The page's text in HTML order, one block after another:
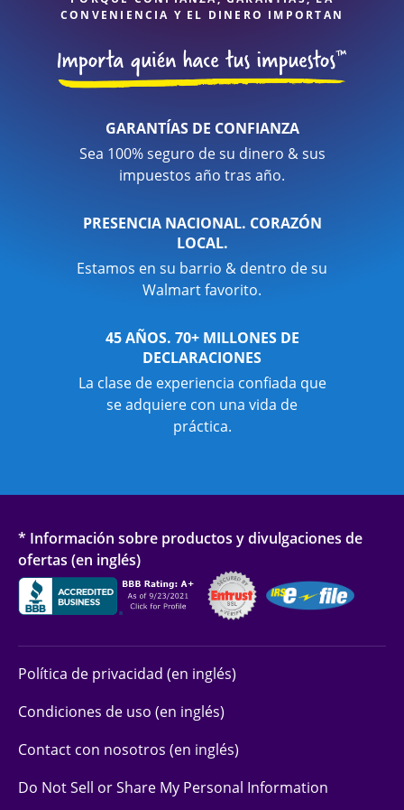
CONVENIENCIA Y EL DINERO IMPORTAN
GARANTÍAS DE CONFIANZA
Sea 100% seguro de su dinero & sus
impuestos año tras año.
PRESENCIA NACIONAL. CORAZÓN
LOCAL.
Estamos en su barrio & dentro de su
Walmart favorito.
45 AÑOS. 70+ MILLONES DE
DECLARACIONES
La clase de experiencia confiada que
se adquiere con una vida de
práctica.
* Información sobre productos y divulgaciones de
ofertas (en inglés)
Política de privacidad (en inglés)
Condiciones de uso (en inglés)
Contact con nosotros (en inglés)
Do Not Sell or Share My Personal Information